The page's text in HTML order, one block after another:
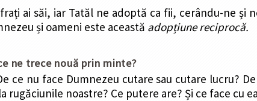
ai săi, iar Tatăl ne adoptă ca fii, cerându-ne și
și oameni este această adopțiune reciprocă.
ne trece nouă prin minte?
ce nu face Dumnezeu cutare sau cutare lucru?
rugăciunile noastre? Ce putere are? Și ce face cu